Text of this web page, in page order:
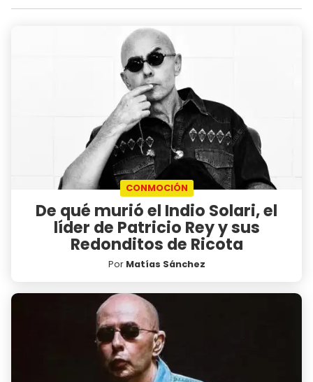
CONMOCIÓN
De qué murió el Indio Solari, el
líder de Patricio Rey y sus
Redonditos de Ricota
Por Matías Sánchez